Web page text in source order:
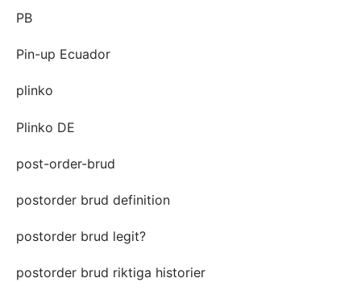
PB
Pin-up Ecuador
plinko
Plinko DE
post-order-brud
postorder brud definition
postorder brud legit?
postorder brud riktiga historier